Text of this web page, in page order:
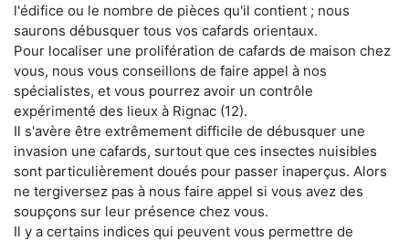
l'édifice ou le nombre de pièces qu'il contient ; nous
saurons débusquer tous vos cafards orientaux.
Pour localiser une prolifération de cafards de maison chez
vous, nous vous conseillons de faire appel à nos
spécialistes, et vous pourrez avoir un contrôle
expérimenté des lieux à Rignac (12).
Il s'avère être extrêmement difficile de débusquer une
invasion une cafards, surtout que ces insectes nuisibles
sont particulièrement doués pour passer inaperçus. Alors
ne tergiversez pas à nous faire appel si vous avez des
soupçons sur leur présence chez vous.
Il y a certains indices qui peuvent vous permettre de